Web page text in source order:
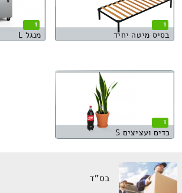
1
בסיס מיטה יחיד
1
מנגל L
1
כדים ועציצים S
בס"ד